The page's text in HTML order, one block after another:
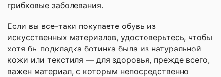
грибковые заболевания.
Если вы все-таки покупаете обувь из
искусственных материалов, удостоверьтесь, чтобы
хотя бы подкладка ботинка была из натуральной
кожи или текстиля — для здоровья, прежде всего,
важен материал, с которым непосредственно